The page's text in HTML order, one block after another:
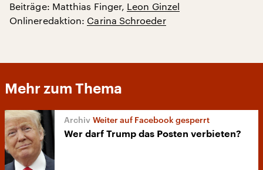
Beiträge: Matthias Finger, Leon Ginzel
Onlineredaktion: Carina Schroeder
Mehr zum Thema
Weiter auf Facebook gesperrt
Wer darf Trump das Posten verbieten?